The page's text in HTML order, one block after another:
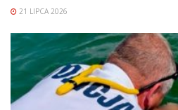
21 LIPCA 2026